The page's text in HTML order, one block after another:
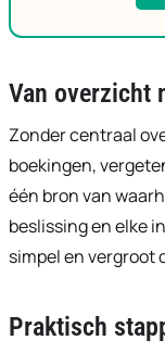
Van overzicht
Zonder centraal
boekingen,
één bron van
beslissing en elke
simpel en vergroot
Praktisch